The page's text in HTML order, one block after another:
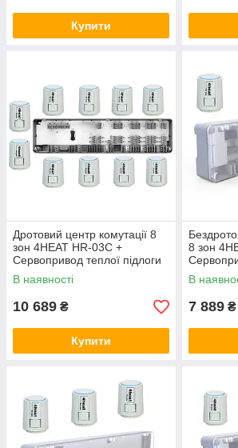
Купити
Дротовий центр комутації 8
зон 4HEAT HR-03C +
Сервопривод теплої підлоги
4HT.ATR (10 шт)
В наявності
10 689 ₴
Купити
8 зон
4HT.ATR
В
7 889 ₴